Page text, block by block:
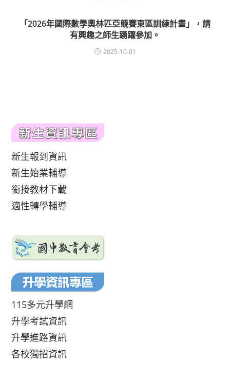
「2026年國際數學奧林匹亞競賽東區訓練計畫」，請
有興趣之師生踴躍參加。
2025-10-01
新生報到資訊
新生始業輔導
銜接教材下載
適性轉學輔導
115多元升學網
升學考試資訊
升學進路資訊
各校獨招資訊